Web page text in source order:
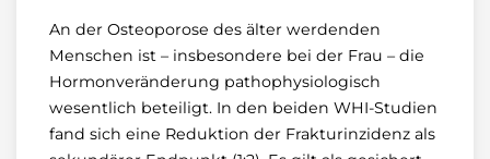
An der Osteoporose des älter werdenden
Menschen ist – insbesondere bei der Frau – die
Hormonveränderung pathophysiologisch
wesentlich beteiligt. In den beiden WHI-Studien
fand sich eine Reduktion der Frakturinzidenz als